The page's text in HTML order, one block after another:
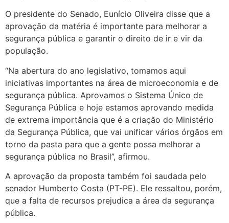
O presidente do Senado, Eunício Oliveira disse que a
aprovação da matéria é importante para melhorar a
segurança pública e garantir o direito de ir e vir da
população.
“Na abertura do ano legislativo, tomamos aqui
iniciativas importantes na área de microeconomia e de
segurança pública. Aprovamos o Sistema Único de
Segurança Pública e hoje estamos aprovando medida
de extrema importância que é a criação do Ministério
da Segurança Pública, que vai unificar vários órgãos em
torno da pasta para que a gente possa melhorar a
segurança pública no Brasil”, afirmou.
A aprovação da proposta também foi saudada pelo
senador Humberto Costa (PT-PE). Ele ressaltou, porém,
que a falta de recursos prejudica a área da segurança
pública.